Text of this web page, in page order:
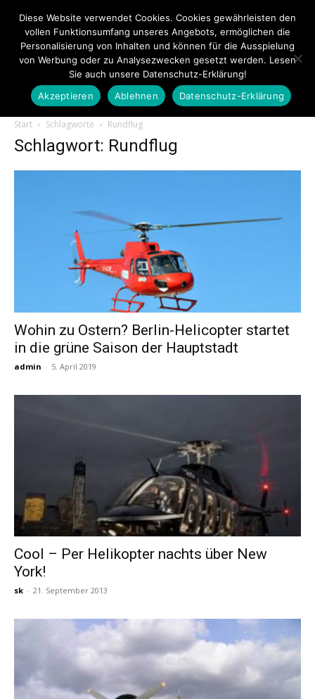
Touristiknews.de
Touristiknews
und
Reiseempfehlungen.
Start Schlagworte Rundflug
Schlagwort: Rundflug
Wohin zu Ostern? Berlin-Helicopter startet
in die grüne Saison der Hauptstadt
admin - 5. April 2019
Cool – Per Helikopter nachts über New
York!
sk - 21. September 2013
Diese Website verwendet Cookies. Cookies gewährleisten den
vollen Funktionsumfang unseres Angebots, ermöglichen die
Personalisierung von Inhalten und können für die Ausspielung
von Werbung oder zu Analysezwecken gesetzt werden. Lesen
Sie auch unsere Datenschutz-Erklärung!
Akzeptieren
Ablehnen Datenschutz-Erklärung